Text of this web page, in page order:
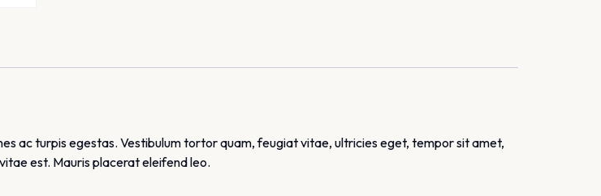
ac turpis egestas. Vestibulum tortor quam, feugiat vitae, ultricies eget, tempor sit amet,
est. Mauris placerat eleifend leo.